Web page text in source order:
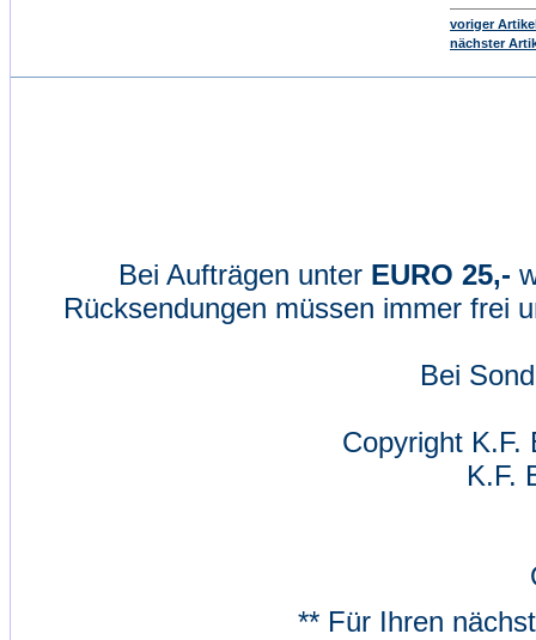
voriger
nächster
Bei Aufträgen unter EURO 25,-
Rücksendungen müssen immer frei
Bei
Copyright
K.F.
** Für Ihren